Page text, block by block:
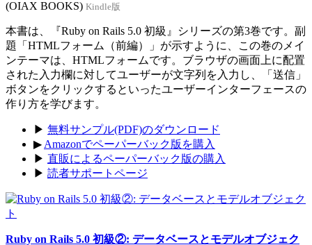
(OIAX BOOKS) Kindle版
本書は、『Ruby on Rails 5.0 初級』シリーズの第3巻です。副
題「HTMLフォーム（前編）」が示すように、この巻のメイ
ンテーマは、HTMLフォームです。ブラウザの画面上に配置
された入力欄に対してユーザーが文字列を入力し、「送信」
ボタンをクリックするといったユーザーインターフェースの
作り方を学びます。
▶ 無料サンプル(PDF)のダウンロード
▶ Amazonでペーパーバック版を購入
▶ 直販によるペーパーバック版の購入
▶ 読者サポートページ
Ruby on Rails 5.0 初級②: データベースとモデルオブジェク